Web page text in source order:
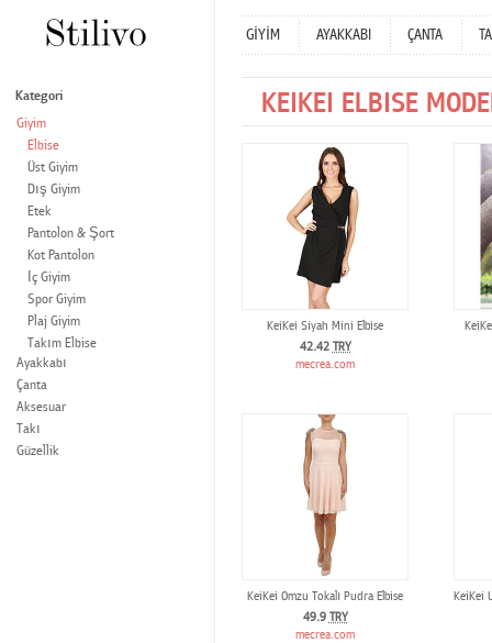
GİYİM AYAKKABI ÇANTA
KEIKEI ELBISE
KeiKei Siyah Mini Elbise
42.42 TRY
mecrea.com
KeiKei Omzu Tokalı Pudra Elbise
49.9 TRY
mecrea.com
KeiKei
Kategori
Giyim
Elbise
Üst Giyim
Dış Giyim
Etek
Pantolon & Şort
Kot Pantolon
İç Giyim
Spor Giyim
Plaj Giyim
Takım Elbise
Ayakkabı
Çanta
Aksesuar
Takı
Güzellik